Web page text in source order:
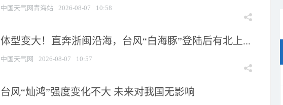
中国天气网青海站 2026-08-07 10:58
体型变大！直奔浙闽沿海，台风“白海豚”登陆后有北上...
中国天气网 2026-08-07 10:57
台风“灿鸿”强度变化不大 未来对我国无影响